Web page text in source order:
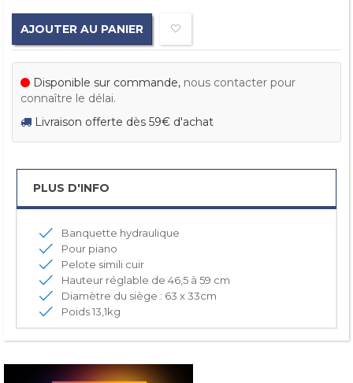
AJOUTER AU PANIER
Disponible sur commande, nous contacter pour
connaître le délai.
Livraison offerte dès 59€ d'achat
PLUS D'INFO
Banquette hydraulique
Pour piano
Pelote simili cuir
Hauteur réglable de 46,5 à 59 cm
Diamètre du siège : 63 x 33cm
Poids 13,1kg